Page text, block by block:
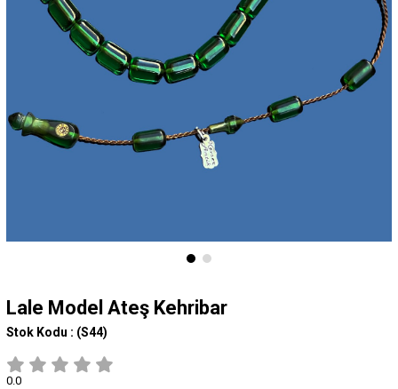
Lale Model Ateş Kehribar
Stok Kodu : (S44)
0.0